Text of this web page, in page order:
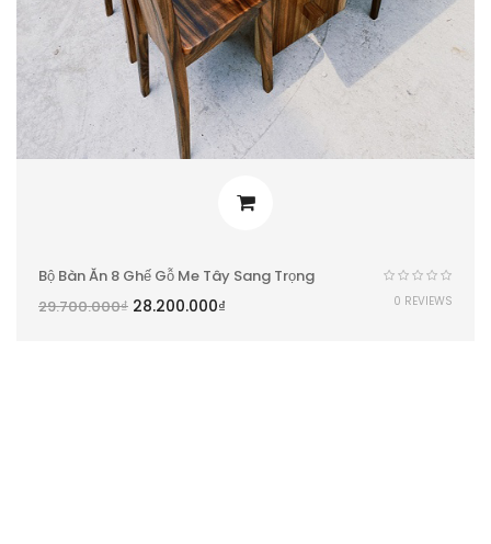
Bộ Bàn Ăn 8 Ghế Gỗ Me Tây Sang Trọng
29.700.000₫ 28.200.000₫ 0 REVIEWS